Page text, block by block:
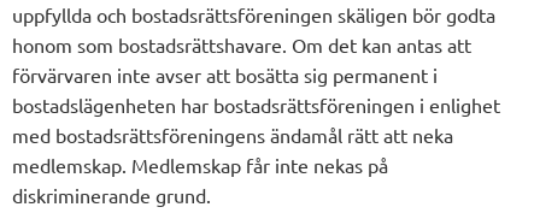
uppfyllda och bostadsrättsföreningen skäligen bör godta
honom som bostadsrättshavare. Om det kan antas att
förvärvaren inte avser att bosätta sig permanent i
bostadslägenheten har bostadsrättsföreningen i enlighet
med bostadsrättsföreningens ändamål rätt att neka
medlemskap. Medlemskap får inte nekas på
diskriminerande grund.